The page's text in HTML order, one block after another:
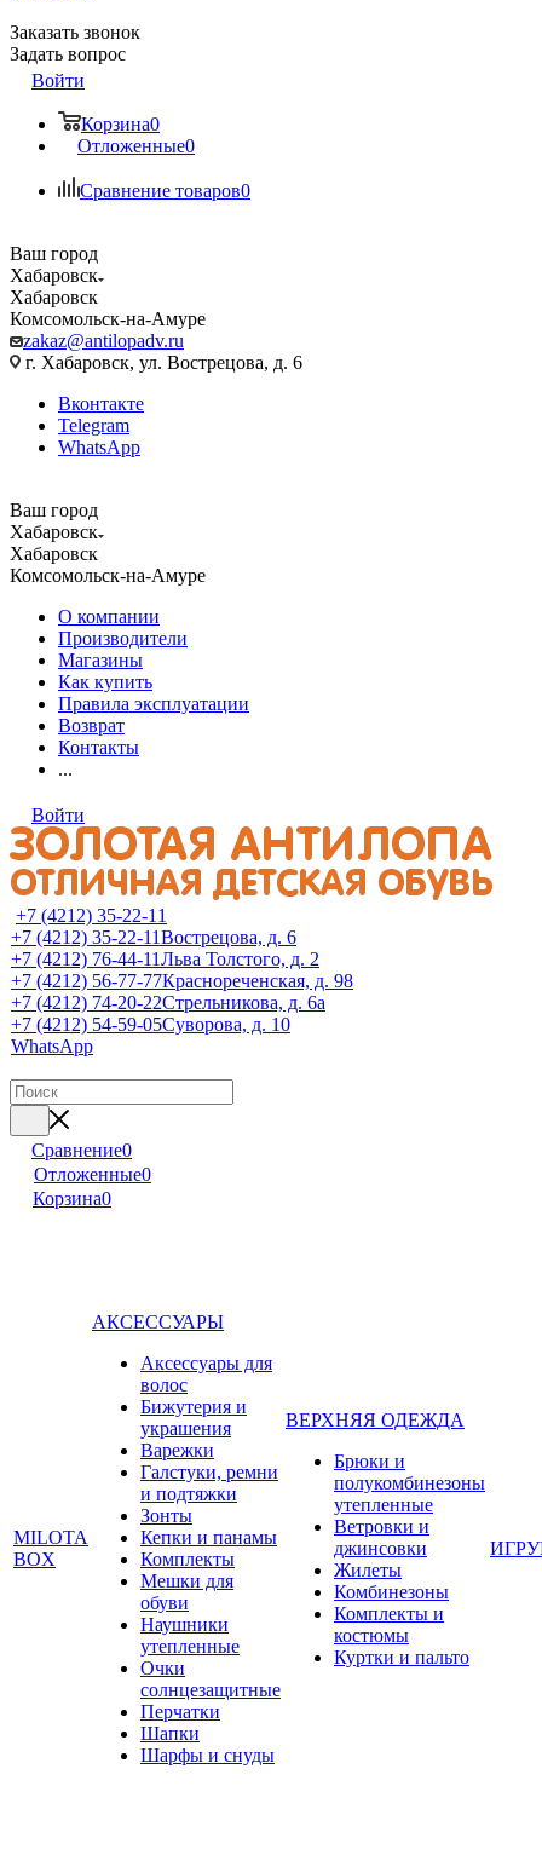
Заказать звонок
Задать вопрос
Войти
Корзина0
Отложенные0
Сравнение товаров0
Ваш город
Хабаровск
Хабаровск
Комсомольск-на-Амуре
zakaz@antilopadv.ru
г. Хабаровск, ул. Вострецова, д. 6
Вконтакте
Telegram
WhatsApp
Ваш город
Хабаровск
Хабаровск
Комсомольск-на-Амуре
О компании
Производители
Магазины
Как купить
Правила эксплуатации
Возврат
Контакты
...
Войти
+7 (4212) 35-22-11
+7 (4212) 35-22-11Вострецова, д. 6
+7 (4212) 76-44-11Льва Толстого, д. 2
+7 (4212) 56-77-77Краснореченская, д. 98
+7 (4212) 74-20-22Стрельникова, д. 6а
+7 (4212) 54-59-05Суворова, д. 10
WhatsApp
Сравнение0
Отложенные0
Корзина0
MILOTA
BOX
АКСЕССУАРЫ
Аксессуары для
волос
Бижутерия и
украшения
Варежки
Галстуки, ремни
и подтяжки
Зонты
Кепки и панамы
Комплекты
Мешки для
обуви
Наушники
утепленные
Очки
солнцезащитные
Перчатки
Шапки
Шарфы и снуды
ВЕРХНЯЯ ОДЕЖДА
Брюки и
полукомбинезоны
утепленные
Ветровки и
джинсовки
Жилеты
Комбинезоны
Комплекты и
костюмы
Куртки и пальто